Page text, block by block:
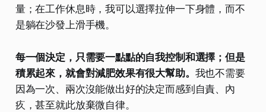
量；在工作休息時，我可以選擇拉伸一下身體，而不
是躺在沙發上滑手機。
每一個決定，只需要一點點的自我控制和選擇；但是
積累起來，就會對減肥效果有很大幫助。 我也不需要
因為一次、兩次沒能做出好的決定而感到自責、內
疚，甚至就此放棄微自律。